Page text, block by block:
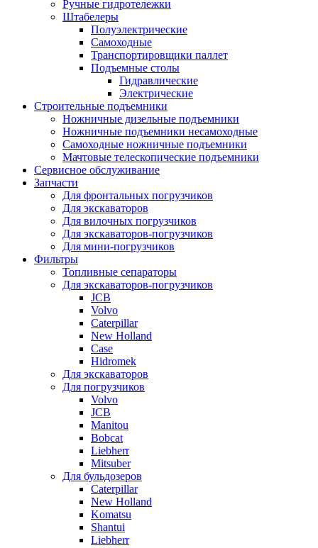
Ручные гидротележки
Штабелеры
Полуэлектрические
Самоходные
Транспортировщики паллет
Подъемные столы
Гидравлические
Электрические
Строительные подъемники
Ножничные дизельные подъемники
Ножничные подъемники несамоходные
Самоходные ножничные подъемники
Мачтовые телескопические подъемники
Сервисное обслуживание
Запчасти
Для фронтальных погрузчиков
Для экскаваторов
Для вилочных погрузчиков
Для экскаваторов-погрузчиков
Для мини-погрузчиков
Фильтры
Топливные сепараторы
Для экскаваторов-погрузчиков
JCB
Volvo
Caterpillar
New Holland
Case
Hidromek
Для экскаваторов
Для погрузчиков
Volvo
JCB
Manitou
Bobcat
Liebherr
Mitsuber
Для бульдозеров
Caterpillar
New Holland
Komatsu
Shantui
Liebherr